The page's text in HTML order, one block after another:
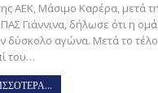
ΑΕΚ, Μάσιμο Καρέρα, μετά τη
Γιάννινα, δήλωσε ότι η
δύσκολο αγώνα. Μετά το
του…